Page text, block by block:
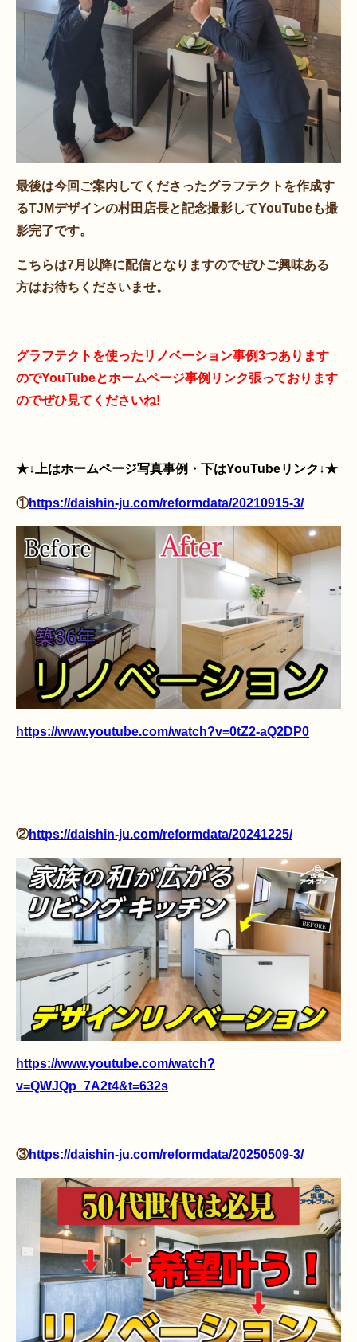
最後は今回ご案内してくださったグラフテクトを作成す
るTJMデザインの村田店長と記念撮影してYouTubeも撮
影完了です。
こちらは7月以降に配信となりますのでぜひご興味ある
方はお待ちくださいませ。
グラフテクトを使ったリノベーション事例3つあります
のでYouTubeとホームページ事例リンク張っております
のでぜひ見てくださいね!
★↓上はホームページ写真事例・下はYouTubeリンク↓★
①https://daishin-ju.com/reformdata/20210915-3/
https://www.youtube.com/watch?v=0tZ2-aQ2DP0
②https://daishin-ju.com/reformdata/20241225/
https://www.youtube.com/watch?
v=QWJQp_7A2t4&t=632s
③https://daishin-ju.com/reformdata/20250509-3/